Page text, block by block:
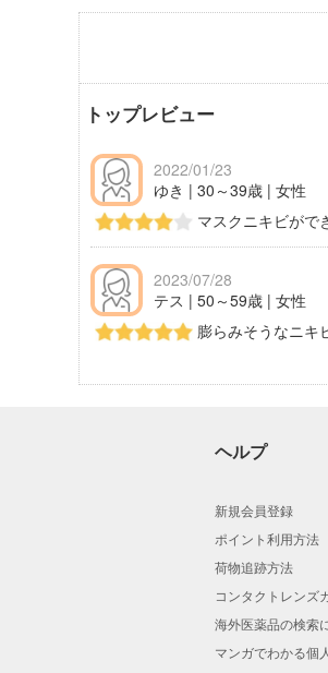
トップレビュー
2022/01/23
ゆき | 30～39歳 | 女性
マスクニキビがで
2023/07/28
テス | 50～59歳 | 女性
膨らみそうなニキ
ヘルプ
新規会員登録
ポイント利用方法
荷物追跡方法
コンタクトレンズ
海外医薬品の検索
マンガでわかる個